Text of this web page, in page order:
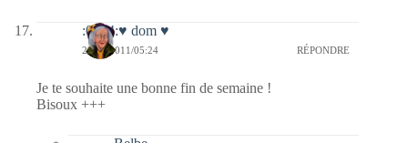
:0014:♥ dom ♥
28/01/2011/05:24 RÉPONDRE
Je te souhaite une bonne fin de semaine !
Bisoux +++